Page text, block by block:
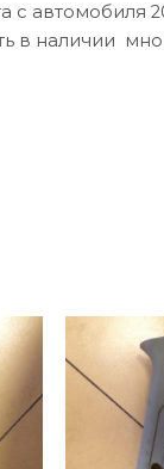
с автомобиля
в наличии